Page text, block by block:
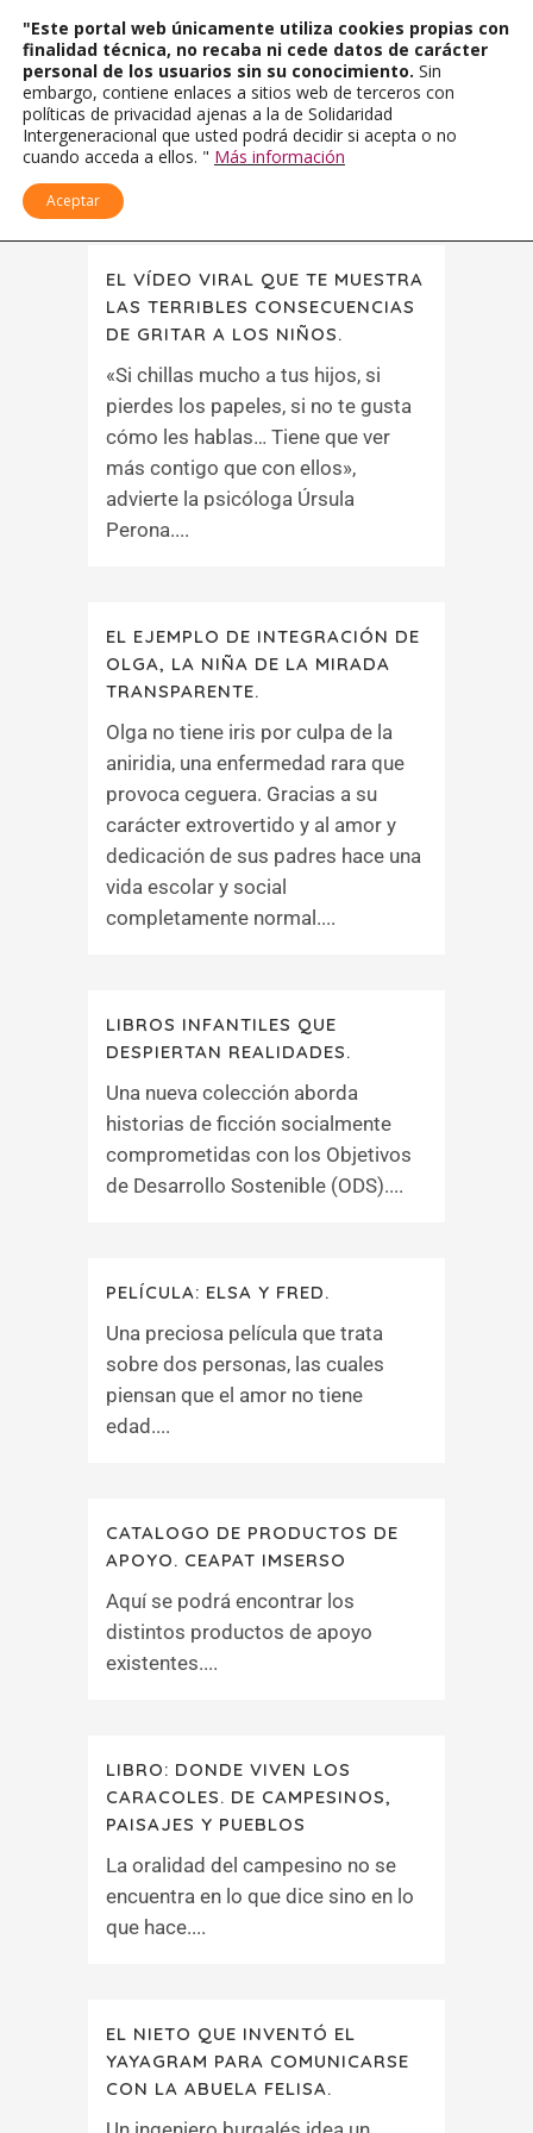
EL VÍDEO VIRAL QUE TE MUESTRA
LAS TERRIBLES CONSECUENCIAS
DE GRITAR A LOS NIÑOS.
«Si chillas mucho a tus hijos, si
pierdes los papeles, si no te gusta
cómo les hablas… Tiene que ver
más contigo que con ellos»,
advierte la psicóloga Úrsula
Perona....
EL EJEMPLO DE INTEGRACIÓN DE
OLGA, LA NIÑA DE LA MIRADA
TRANSPARENTE.
Olga no tiene iris por culpa de la
aniridia, una enfermedad rara que
provoca ceguera. Gracias a su
carácter extrovertido y al amor y
dedicación de sus padres hace una
vida escolar y social
completamente normal....
LIBROS INFANTILES QUE
DESPIERTAN REALIDADES.
Una nueva colección aborda
historias de ficción socialmente
comprometidas con los Objetivos
de Desarrollo Sostenible (ODS)....
PELÍCULA: ELSA Y FRED.
Una preciosa película que trata
sobre dos personas, las cuales
piensan que el amor no tiene
edad....
CATALOGO DE PRODUCTOS DE
APOYO. CEAPAT IMSERSO
Aquí se podrá encontrar los
distintos productos de apoyo
existentes....
LIBRO: DONDE VIVEN LOS
CARACOLES. DE CAMPESINOS,
PAISAJES Y PUEBLOS
La oralidad del campesino no se
encuentra en lo que dice sino en lo
que hace....
EL NIETO QUE INVENTÓ EL
YAYAGRAM PARA COMUNICARSE
CON LA ABUELA FELISA.
"Este portal web únicamente utiliza cookies propias con
finalidad técnica, no recaba ni cede datos de carácter
personal de los usuarios sin su conocimiento. Sin
embargo, contiene enlaces a sitios web de terceros con
políticas de privacidad ajenas a la de Solidaridad
Intergeneracional que usted podrá decidir si acepta o no
cuando acceda a ellos. " Más información
Aceptar